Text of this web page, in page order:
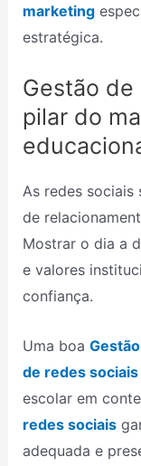
marketing
estratégica.
Gestão
pilar do
As redes sociais
de
Mostrar o dia a
e valores
confiança.
Uma boa
de redes sociais
escolar em
redes sociais
adequada e